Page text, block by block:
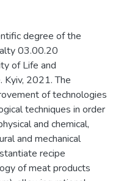
degree of the
03.00.20
of Life and
Kyiv, 2021. The
of technologies
techniques in order
and chemical,
and mechanical
recipe
of meat products